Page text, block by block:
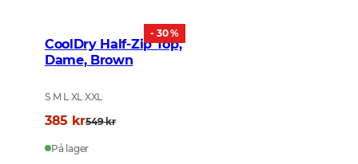
- 30 %
CoolDry Half-Zip Top,
Dame, Brown
S M L XL XXL
385 kr549 kr
På lager